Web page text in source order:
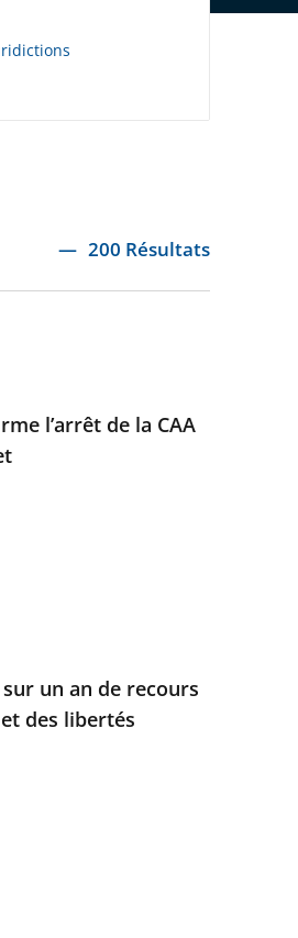
200 Résultats
l’arrêt de la CAA
un an de recours
et des libertés